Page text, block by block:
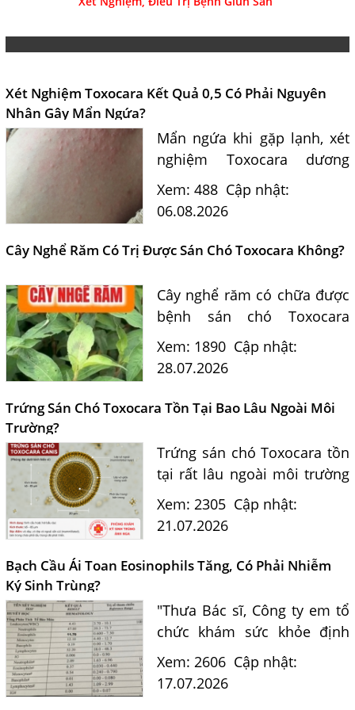
Xét Nghiệm Toxocara Kết Quả 0,5 Có Phải Nguyên
Nhân Gây Mẩn Ngứa?
Mẩn ngứa khi gặp lạnh, xét
nghiệm Toxocara dương
tính 0,5 có phải nguyên
nhân? Tiến sĩ Bác sĩ Nguyễn
điều trị và phòng ngừa sán...
Xem: 488 Cập nhật:
06.08.2026
Cây Nghể Răm Có Trị Được Sán Chó Toxocara Không?
Cây nghể răm có chữa được
bệnh sán chó Toxocara
không? Tiến sĩ Bác sĩ
Nguyễn Hằng Lan giải đáp
học và hướng dẫn điều trị
Xem: 1890 Cập nhật:
28.07.2026
Trứng Sán Chó Toxocara Tồn Tại Bao Lâu Ngoài Môi
Trường?
Trứng sán chó Toxocara tồn
tại rất lâu ngoài môi trường
và là nguồn lây nhiễm nguy
hiểm cho con người. Tiến sĩ
vấn cách nhận biết...
Xem: 2305 Cập nhật:
21.07.2026
Bạch Cầu Ái Toan Eosinophils Tăng, Có Phải Nhiễm
Ký Sinh Trùng?
"Thưa Bác sĩ, Công ty em tổ
chức khám sức khỏe định
kỳ. Kết quả xét nghiệm máu
của em có chỉ số bạch cầu ái
Xem: 2606 Cập nhật:
17.07.2026